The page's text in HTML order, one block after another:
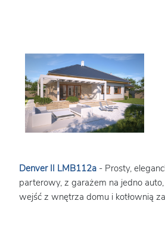
Denver II LMB112a - Prosty,
parterowy, z garażem na jedno
wejść z wnętrza domu i kotłownią